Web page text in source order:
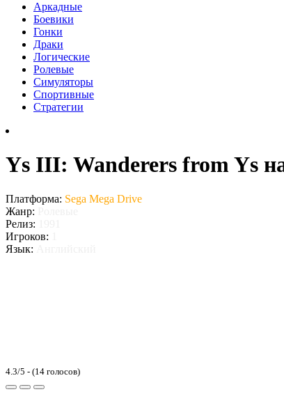
Аркадные
Боевики
Гонки
Драки
Логические
Ролевые
Симуляторы
Спортивные
Стратегии
Ys III: Wanderers from Ys
Платформа: Sega Mega Drive
Жанр:
Релиз:
Игроков:
Язык:
4.3/5 - (14 голосов)